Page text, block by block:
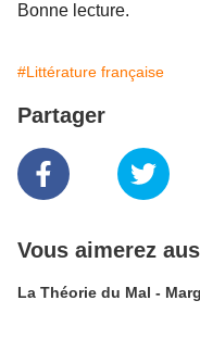
Bonne lecture.
#Littérature française
Partager
Vous aimerez
La Théorie du Mal -